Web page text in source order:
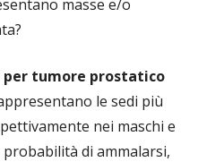
masse e/o
tumore prostatico
le sedi più
nei maschi e
di ammalarsi,